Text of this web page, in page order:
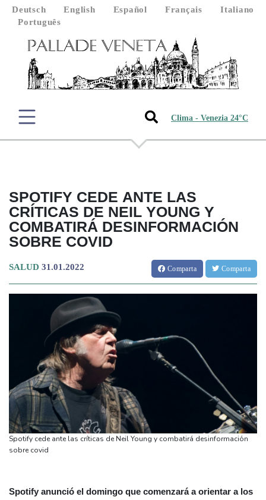
Deutsch English Español Français
Italiano
Português
Clima - Venezia 24°C
SPOTIFY CEDE ANTE LAS
CRÍTICAS DE NEIL YOUNG Y
COMBATIRÁ DESINFORMACIÓN
SOBRE COVID
SALUD 31.01.2022 Comparta Comparta
Spotify cede ante las críticas de Neil Young y combatirá desinformación
sobre covid
Spotify anunció el domingo que comenzará a orientar a los